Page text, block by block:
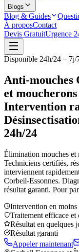
Blogs
Blog & Guides
À proposContact
Devis GratuitUrgence
Disponible 24h/24 – 7j/
Anti-mouches
et
Intervention
24h/24
Élimination mouches et
Techniciens certifiés,
interviennent
Corbeil-Essonnes.
résultat garanti. Pour
Intervention en moins
Traitement efficace et
Résultat en quelques
Résultat garanti
Appeler maintenant